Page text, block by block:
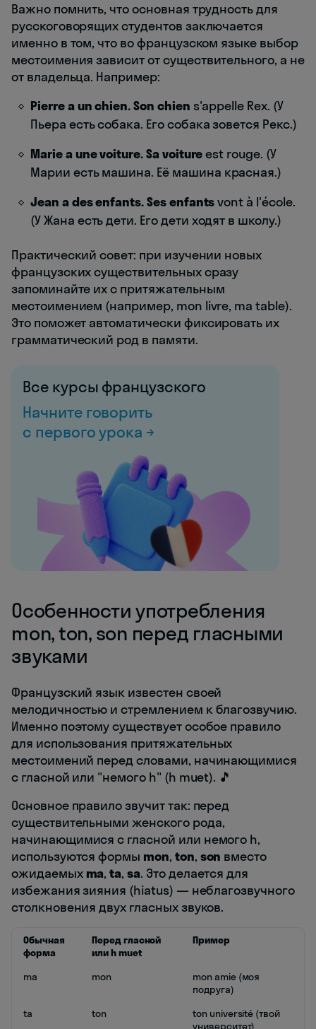
Важно помнить, что основная трудность для
русскоговорящих студентов заключается
именно в том, что во французском языке выбор
местоимения зависит от существительного, а не
от владельца. Например:
Pierre a un chien. Son chien s'appelle Rex. (У
Пьера есть собака. Его собака зовется Рекс.)
Marie a une voiture. Sa voitureest rouge. (У
Марии есть машина. Её машина красная.)
Jean a des enfants. Ses enfantsvont à l'école.
(У Жана есть дети. Его дети ходят в школу.)
Практический совет: при изучении новых
французских существительных сразу
запоминайте их с притяжательным
местоимением (например, mon livre, ma table).
Это поможет автоматически фиксировать их
грамматический род в памяти.
Все курсы французского
Начните говорить
с первого урока →
Особенности употребления
mon, ton, son перед гласными
звуками
Французский язык известен своей
мелодичностью и стремлением к благозвучию.
Именно поэтому существует особое правило
для использования притяжательных
местоимений перед словами, начинающимися
с гласной или "немого h" (h muet). 🎵
Основное правило звучит так: перед
существительными женского рода,
начинающимися с гласной или немого h,
используются формы mon, ton, son вместо
ожидаемых ma,ta,sa. Это делается для
избежания зияния (hiatus) — неблагозвучного
столкновения двух гласных звуков.
Обычная
форма
Перед гласной
или h muet
Пример
ma mon
mon amie (моя
подруга)
ta
ton
ton université (твой
университет)